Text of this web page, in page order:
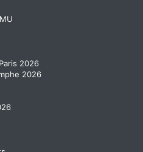
2026
2026